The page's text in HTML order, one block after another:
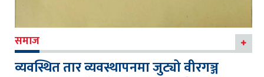
समाज
व्यवस्थित तार व्यवस्थापनमा जुट्यो वीरगञ्ज